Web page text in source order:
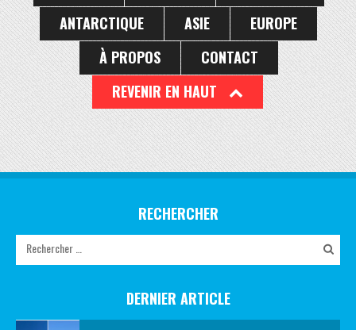
ANTARCTIQUE
ASIE
EUROPE
À PROPOS
CONTACT
REVENIR EN HAUT
RECHERCHER
DERNIER ARTICLE